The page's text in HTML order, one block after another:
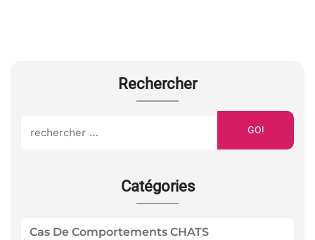
Rechercher
GO!
Catégories
Cas De Comportements CHATS